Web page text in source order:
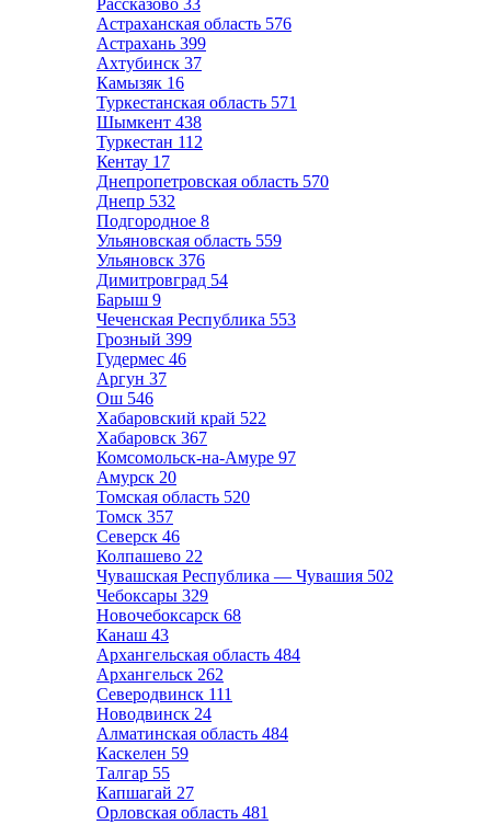
Рассказово 33
Астраханская область 576
Астрахань 399
Ахтубинск 37
Камызяк 16
Туркестанская область 571
Шымкент 438
Туркестан 112
Кентау 17
Днепропетровская область 570
Днепр 532
Подгородное 8
Ульяновская область 559
Ульяновск 376
Димитровград 54
Барыш 9
Чеченская Республика 553
Грозный 399
Гудермес 46
Аргун 37
Ош 546
Хабаровский край 522
Хабаровск 367
Комсомольск-на-Амуре 97
Амурск 20
Томская область 520
Томск 357
Северск 46
Колпашево 22
Чувашская Республика — Чувашия 502
Чебоксары 329
Новочебоксарск 68
Канаш 43
Архангельская область 484
Архангельск 262
Северодвинск 111
Новодвинск 24
Алматинская область 484
Каскелен 59
Талгар 55
Капшагай 27
Орловская область 481